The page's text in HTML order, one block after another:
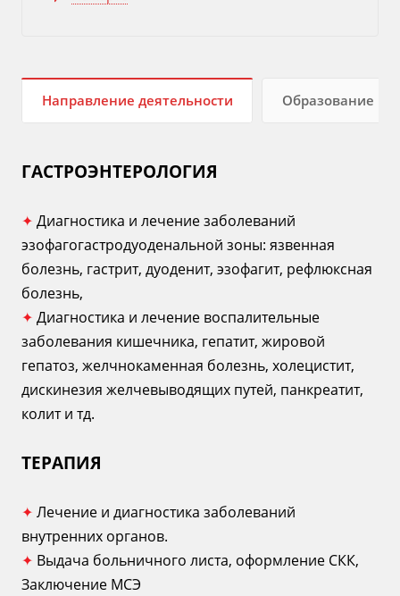
Направление деятельности Образование
ГАСТРОЭНТЕРОЛОГИЯ
✦ Диагностика и лечение заболеваний
эзофагогастродуоденальной зоны: язвенная
болезнь, гастрит, дуоденит, эзофагит, рефлюксная
болезнь,
✦ Диагностика и лечение воспалительные
заболевания кишечника, гепатит, жировой
гепатоз, желчнокаменная болезнь, холецистит,
дискинезия желчевыводящих путей, панкреатит,
колит и тд.
ТЕРАПИЯ
✦ Лечение и диагностика заболеваний
внутренних органов.
✦ Выдача больничного листа, оформление СКК,
Заключение МСЭ